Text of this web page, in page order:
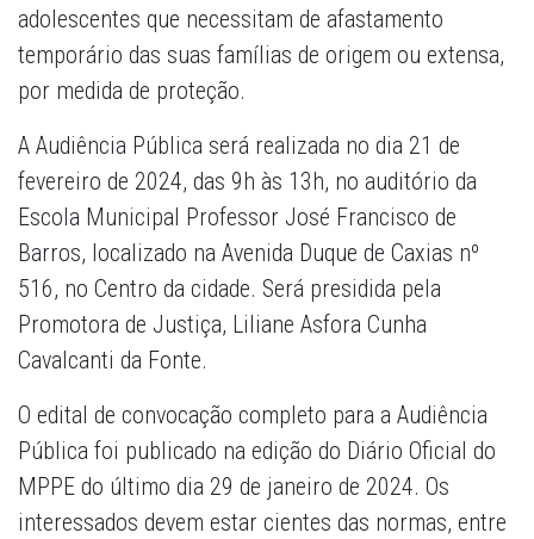
adolescentes que necessitam de afastamento
temporário das suas famílias de origem ou extensa,
por medida de proteção.
A Audiência Pública será realizada no dia 21 de
fevereiro de 2024, das 9h às 13h, no auditório da
Escola Municipal Professor José Francisco de
Barros, localizado na Avenida Duque de Caxias nº
516, no Centro da cidade. Será presidida pela
Promotora de Justiça, Liliane Asfora Cunha
Cavalcanti da Fonte.
O edital de convocação completo para a Audiência
Pública foi publicado na edição do Diário Oficial do
MPPE do último dia 29 de janeiro de 2024. Os
interessados devem estar cientes das normas, entre